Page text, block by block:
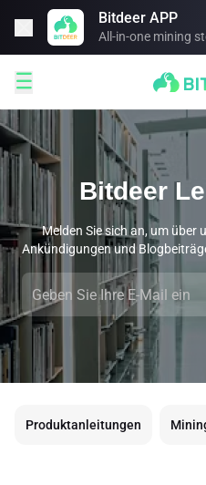
Bitdeer APP
All-in-one mining

Bitdeer
Melden Sie sich an, um über
Ankündigungen und
Produktanleitungen